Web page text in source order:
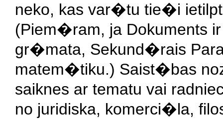
neko, kas var�tu tie�i
(Piem�ram, ja
gr�mata, Sekund�rais
matem�tiku.) Saist�bas
saiknes ar tematu vai
no juridiska, komerci�la,